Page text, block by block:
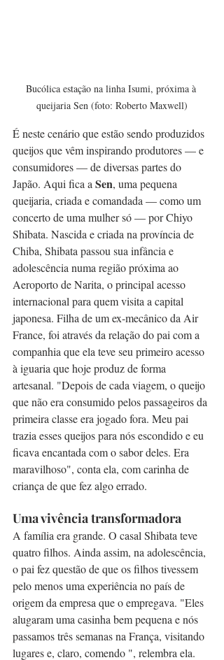
Bucólica estação na linha Isumi, próxima à
queijaria Sen (foto: Roberto Maxwell)
É neste cenário que estão sendo produzidos
queijos que vêm inspirando produtores — e
consumidores — de diversas partes do
Japão. Aqui fica a Sen, uma pequena
queijaria, criada e comandada — como um
concerto de uma mulher só — por Chiyo
Shibata. Nascida e criada na província de
Chiba, Shibata passou sua infância e
adolescência numa região próxima ao
Aeroporto de Narita, o principal acesso
internacional para quem visita a capital
japonesa. Filha de um ex-mecânico da Air
France, foi através da relação do pai com a
companhia que ela teve seu primeiro acesso
à iguaria que hoje produz de forma
artesanal. "Depois de cada viagem, o queijo
que não era consumido pelos passageiros da
primeira classe era jogado fora. Meu pai
trazia esses queijos para nós escondido e eu
ficava encantada com o sabor deles. Era
maravilhoso", conta ela, com carinha de
criança de que fez algo errado.
Uma vivência transformadora
A família era grande. O casal Shibata teve
quatro filhos. Ainda assim, na adolescência,
o pai fez questão de que os filhos tivessem
pelo menos uma experiência no país de
origem da empresa que o empregava. "Eles
alugaram uma casinha bem pequena e nós
passamos três semanas na França, visitando
lugares e, claro, comendo ", relembra ela.